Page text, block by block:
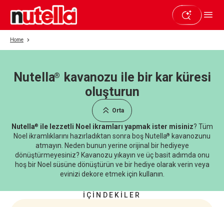
Home
Nutella®
kavanozu ile bir kar küresi
oluşturun
Orta
Nutella® ile lezzetli Noel ikramları yapmak ister misiniz? Tüm
Noel ikramlıklarını hazırladıktan sonra boş Nutella® kavanozunu
atmayın. Neden bunun yerine orijinal bir hediyeye
dönüştürmeyesiniz? Kavanozu yıkayın ve üç basit adımda onu
hoş bir Noel süsüne dönüştürün ve bir hediye olarak verin veya
evinizi dekore etmek için kullanın.
Beğendiyseniz paylaşın
İÇİNDEKİLER